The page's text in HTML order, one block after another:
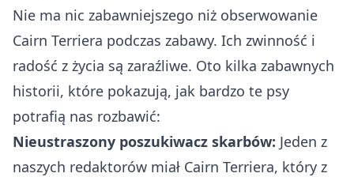
Nie ma nic zabawniejszego niż obserwowanie
Cairn Terriera podczas zabawy. Ich zwinność i
radość z życia są zaraźliwe. Oto kilka zabawnych
historii, które pokazują, jak bardzo te psy
potrafią nas rozbawić:
Nieustraszony poszukiwacz skarbów: Jeden z
naszych redaktorów miał Cairn Terriera, który z